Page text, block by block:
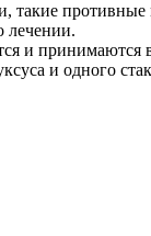
такие
лечении.
и
и одного